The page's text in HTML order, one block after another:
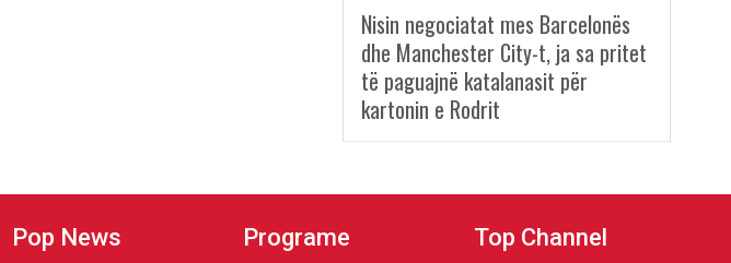
Nisin negociatat mes Barcelonës
dhe Manchester City-t, ja sa pritet
të paguajnë katalanasit për
kartonin e Rodrit
Pop News Programe Top Channel